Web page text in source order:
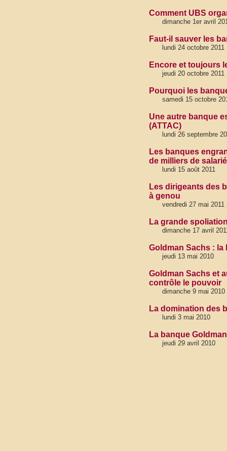
Comment UBS
dimanche 1er avril
Faut-il sauver les
lundi 24 octobre 2011
Encore et toujours
jeudi 20 octobre 2011
Pourquoi les
samedi 15 octobre
Une autre banque
(ATTAC)
lundi 26 septembre
Les banques
de milliers de
lundi 15 août 2011
Les dirigeants des
à genou
vendredi 27 mai
La grande
dimanche 17 avril
Goldman Sachs :
jeudi 13 mai 2010
Goldman Sachs et
contrôle le pouvoir
dimanche 9 mai 2010
La domination des
lundi 3 mai 2010
La banque
jeudi 29 avril 2010